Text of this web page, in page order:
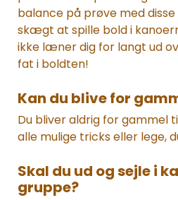
balance på prøve med
skægt at spille bold i
ikke læner dig for langt ud
fat i boldten!
Kan du blive for
Du bliver aldrig for gammel
alle mulige tricks eller lege,
Skal du ud og sejle i
gruppe?